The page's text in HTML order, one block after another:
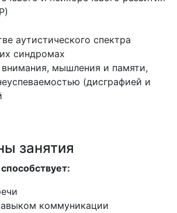
аутистического спектра
синдромах
мышления и памяти,
(дисграфией и
занятия
коммуникации